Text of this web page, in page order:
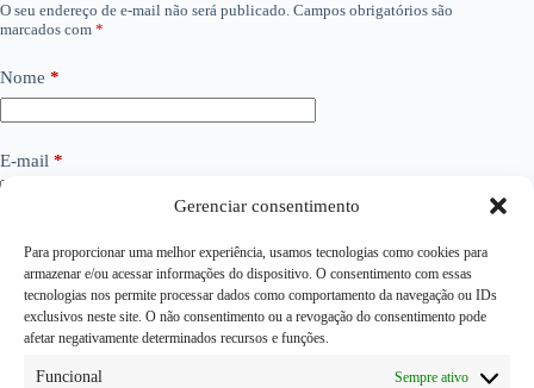
Gerenciar consentimento
Para proporcionar uma melhor experiência, usamos tecnologias como cookies para
armazenar e/ou acessar informações do dispositivo. O consentimento com essas
tecnologias nos permite processar dados como comportamento da navegação ou IDs
exclusivos neste site. O não consentimento ou a revogação do consentimento pode
afetar negativamente determinados recursos e funções.
Funcional Sempre ativo
O seu endereço de e-mail não será publicado. Campos obrigatórios são
marcados com *
Nome *
E-mail *
Site
Adicionar comentário*